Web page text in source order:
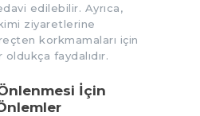
edilebilir. Ayrıca,
ziyaretlerine
korkmamaları için
faydalıdır.
Önlenmesi İçin